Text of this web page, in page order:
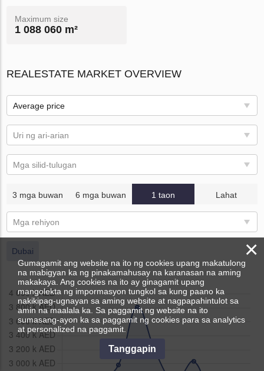
Maximum size
1 088 060 m²
REALESTATE MARKET OVERVIEW
Average price
Uri ng ari-arian
Mga silid-tulugan
3 mga buwan 6 mga buwan 1 taon Lahat
Mga rehiyon
Dubai ×
Gumagamit ang website na ito ng cookies upang makatulong
na mabigyan ka ng pinakamahusay na karanasan na aming
makakaya. Ang cookies na ito ay ginagamit upang
mangolekta ng impormasyon tungkol sa kung paano ka
nakikipag-ugnayan sa aming website at nagpapahintulot sa
amin na maalala ka. Sa paggamit ng website na ito
sumasang-ayon ka sa paggamit ng cookies para sa analytics
at personalized na paggamit.
Tanggapin